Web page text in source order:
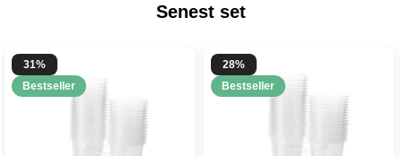
Senest set
31%
Bestseller
28%
Bestseller